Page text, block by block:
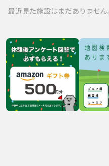
最近見た施設はまだありません